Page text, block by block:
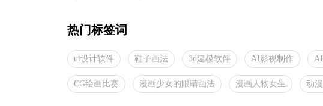
热门标签词
ui设计软件 鞋子画法 3d建模软件 AI影视制作
CG绘画比赛 漫画少女的眼睛画法 漫画人物女生 动